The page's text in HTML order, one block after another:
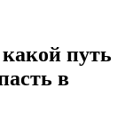
путь
в